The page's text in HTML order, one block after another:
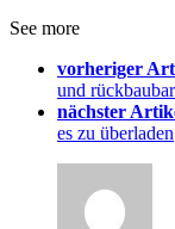
See more
vorheriger
und
nächster
es zu überladen